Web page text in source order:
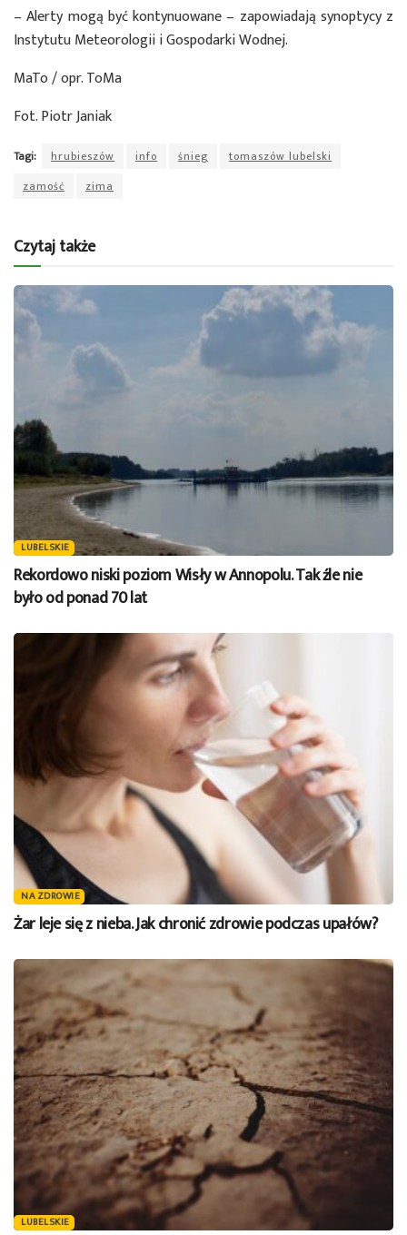
– Alerty mogą być kontynuowane – zapowiadają synoptycy z
Instytutu Meteorologii i Gospodarki Wodnej.
MaTo / opr. ToMa
Fot. Piotr Janiak
Tagi: hrubieszów info śnieg
tomaszów lubelski
zamość
zima
Czytaj także
LUBELSKIE
Rekordowo niski poziom Wisły w Annopolu. Tak źle nie
było od ponad 70 lat
NA ZDROWIE
Żar leje się z nieba. Jak chronić zdrowie podczas upałów?
LUBELSKIE